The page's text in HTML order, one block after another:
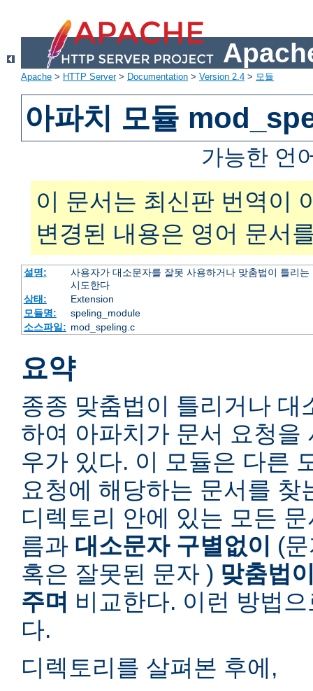
Apache > HTTP Server> Documentation > Version 2.4 > 모듈
아파치 모듈
가능한 언
이 문서는 최신판 번역이
변경된 내용은 영어 문서
설명:
사용자가 대소문자를 잘못 사용하거나 맞춤법이 틀리
시도한다
상태:
Extension
모듈명:
speling_module
소스파일: mod_speling.c
요약
종종 맞춤법이 틀리거나 대
하여 아파치가 문서 요청을
우가 있다. 이 모듈은 다른
요청에 해당하는 문서를 찾
디렉토리 안에 있는 모든
름과 대소문자 구별없이
(
혹은 잘못된 문자 ) 맞춤법
주며 비교한다. 이런 방법
다.
디렉토리를 살펴본 후에,